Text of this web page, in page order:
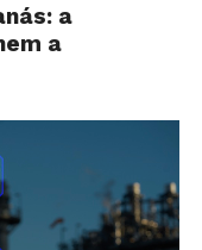
a
a